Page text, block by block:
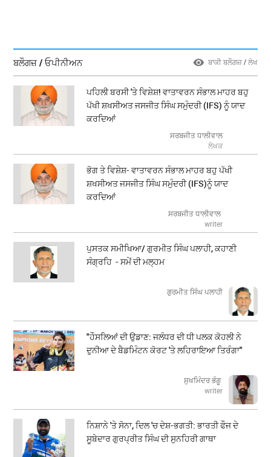
ਬਲੌਗਜ਼ / ਓਪੀਨੀਅਨ ਬਾਕੀ ਬਲੌਗਜ਼ / ਲੇਖ
ਪਹਿਲੀ ਬਰਸੀ 'ਤੇ ਵਿਸ਼ੇਸ਼! ਵਾਤਾਵਰਨ ਸੰਭਾਲ ਮਾਹਰ ਬਹੁ
ਪੱਖੀ ਸ਼ਖਸੀਅਤ ਜਸਜੀਤ ਸਿੰਘ ਸਮੁੰਦਰੀ (IFS) ਨੂੰ ਯਾਦ
ਕਰਦਿਆਂ
ਸਰਬਜੀਤ ਧਾਲੀਵਾਲ
ਲੇਖਕ
ਭੋਗ ਤੇ ਵਿਸ਼ੇਸ਼- ਵਾਤਾਵਰਨ ਸੰਭਾਲ ਮਾਹਰ ਬਹੁ ਪੱਖੀ
ਸ਼ਖਸੀਅਤ ਜਸਜੀਤ ਸਿੰਘ ਸਮੁੰਦਰੀ (IFS)ਨੂੰ ਯਾਦ
ਕਰਦਿਆਂ
ਸਰਬਜੀਤ ਧਾਲੀਵਾਲ
writer
ਪੁਸਤਕ ਸਮੀਖਿਆ/ ਗੁਰਮੀਤ ਸਿੰਘ ਪਲਾਹੀ, ਕਹਾਣੀ
ਸੰਗ੍ਰਹਿ - ਸਮੇਂ ਦੀ ਮਲ੍ਹਮ
ਗੁਰਮੀਤ ਸਿੰਘ ਪਲਾਹੀ
"ਹੌਸਲਿਆਂ ਦੀ ਉਡਾਣ: ਜਲੰਧਰ ਦੀ ਧੀ ਪਲਕ ਕੋਹਲੀ ਨੇ
ਦੁਨੀਆ ਦੇ ਬੈਡਮਿੰਟਨ ਕੋਰਟ 'ਤੇ ਲਹਿਰਾਇਆ ਤਿਰੰਗਾ"
ਸੁਖਮਿੰਦਰ ਭੰਗੂ
writer
ਨਿਸ਼ਾਨੇ 'ਤੇ ਸੋਨਾ, ਦਿਲ 'ਚ ਦੇਸ਼-ਭਗਤੀ: ਭਾਰਤੀ ਫੌਜ ਦੇ
ਸੂਬੇਦਾਰ ਗੁਰਪ੍ਰੀਤ ਸਿੰਘ ਦੀ ਸੁਨਹਿਰੀ ਗਾਥਾ